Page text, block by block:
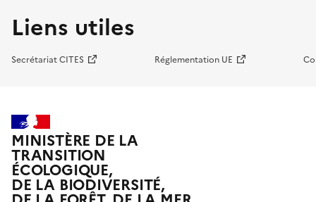
Liens utiles
Secrétariat CITES Réglementation UE
MINISTÈRE DE LA
TRANSITION
ÉCOLOGIQUE,
DE LA BIODIVERSITÉ,